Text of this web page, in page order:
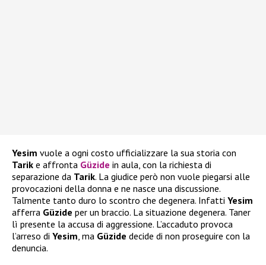
Yesim vuole a ogni costo ufficializzare la sua storia con
Tarik e affronta Güzide in aula, con la richiesta di
separazione da Tarik. La giudice però non vuole piegarsi alle
provocazioni della donna e ne nasce una discussione.
Talmente tanto duro lo scontro che degenera. Infatti Yesim
afferra Güzide per un braccio. La situazione degenera. Taner
lì presente la accusa di aggressione. L’accaduto provoca
l’arreso di Yesim, ma Güzide decide di non proseguire con la
denuncia.